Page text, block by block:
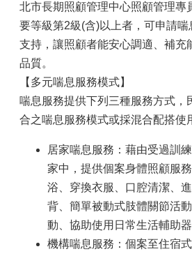
北市長期照顧管理中心照顧管理專
要等級第2級(含)以上者，可申請
支持，讓照顧者能安心調適、補充
品質。
【多元喘息服務模式】
喘息服務提供下列三種服務方式，
合之喘息服務模式或採混合配搭使
居家喘息服務：藉由受過訓
家中，提供個案身體照顧服
浴、穿換衣服、口腔清潔、
背、簡單被動式肢體關節活
動、協助使用日常生活輔助器
機構喘息服務：個案至住宿